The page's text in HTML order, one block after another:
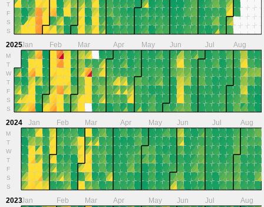
T
F
S
S
2025
M
T
W
T
F
S
S
Jan Feb Mar Apr May Jun Jul Aug
2024
M
T
W
T
F
S
S
Jan Feb Mar Apr May Jun Jul Aug
2023Jan Feb Mar Apr May Jun Jul Aug